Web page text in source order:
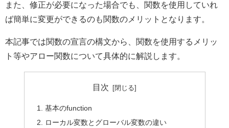
また、修正が必要になった場合でも、関数を使用していれ
ば簡単に変更ができるのも関数のメリットとなります。
本記事では関数の宣言の構文から、関数を使用するメリッ
ト等やアロー関数について具体的に解説します。
目次
基本のfunction
ローカル変数とグローバル変数の違い